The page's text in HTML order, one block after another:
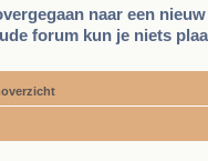
naar een
forum kun je niets